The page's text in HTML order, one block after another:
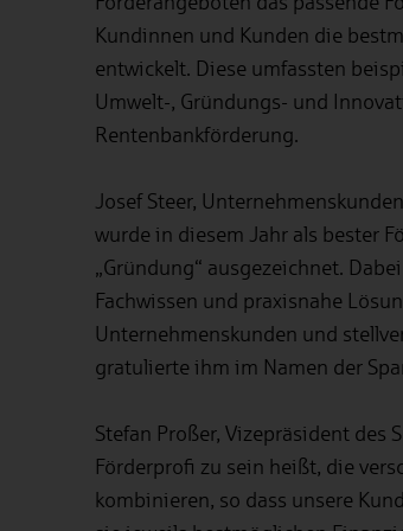
Kundinnen und Kunden die
entwickelt. Diese umfassten
Umwelt-, Gründungs- und
Rentenbankförderung.
Josef Steer,
wurde in diesem Jahr als bester
„Gründung“ ausgezeichnet.
Fachwissen und praxisnahe
Unternehmenskunden und
gratulierte ihm im Namen der
Stefan Proßer, Vizepräsident des
Förderprofi zu sein heißt, die
kombinieren, so dass unsere